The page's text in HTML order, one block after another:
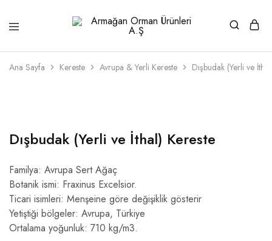
Orman
A.Ş
beri
ahşabın
Ana Sayfa Kereste Avrupa & Yerli Kereste Dışbudak (Yerli ve
Dışbudak (Yerli ve İthal) Kereste
Familya: Avrupa Sert Ağaç
Botanik ismi: Fraxinus Excelsior.
Ticari isimleri: Menşeine göre değişiklik gösterir
Yetiştiği bölgeler: Avrupa, Türkiye
Ortalama yoğunluk: 710 kg/m3.